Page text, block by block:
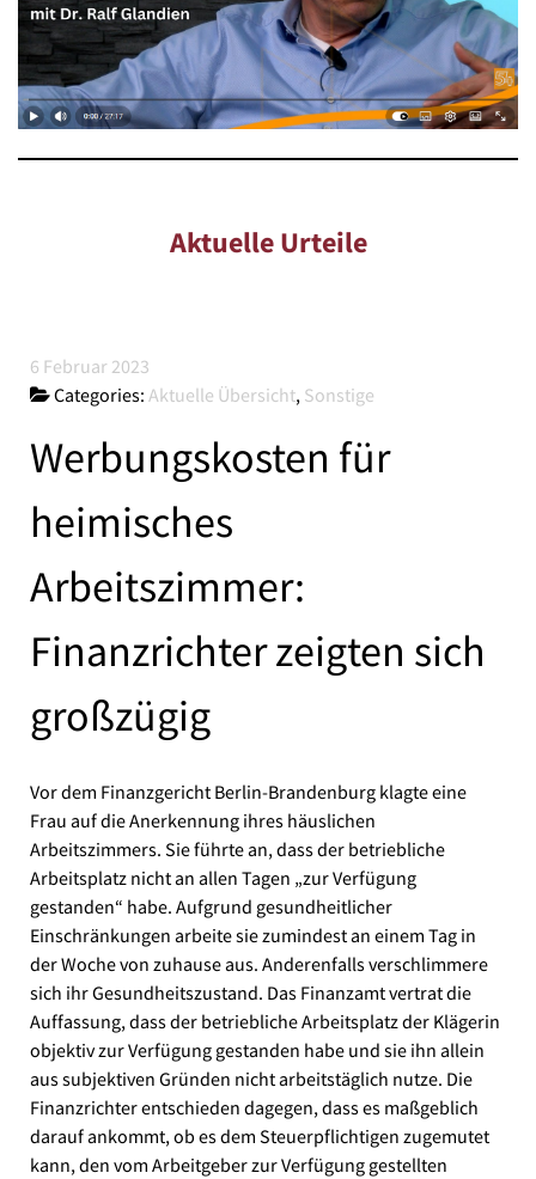
Aktuelle Urteile
6 Februar 2023
Categories: Aktuelle Übersicht, Sonstige
Werbungskosten für
heimisches
Arbeitszimmer:
Finanzrichter zeigten sich
großzügig
Vor dem Finanzgericht Berlin-Brandenburg klagte eine
Frau auf die Anerkennung ihres häuslichen
Arbeitszimmers. Sie führte an, dass der betriebliche
Arbeitsplatz nicht an allen Tagen „zur Verfügung
gestanden“ habe. Aufgrund gesundheitlicher
Einschränkungen arbeite sie zumindest an einem Tag in
der Woche von zuhause aus. Anderenfalls verschlimmere
sich ihr Gesundheitszustand. Das Finanzamt vertrat die
Auffassung, dass der betriebliche Arbeitsplatz der Klägerin
objektiv zur Verfügung gestanden habe und sie ihn allein
aus subjektiven Gründen nicht arbeitstäglich nutze. Die
Finanzrichter entschieden dagegen, dass es maßgeblich
darauf ankommt, ob es dem Steuerpflichtigen zugemutet
kann, den vom Arbeitgeber zur Verfügung gestellten